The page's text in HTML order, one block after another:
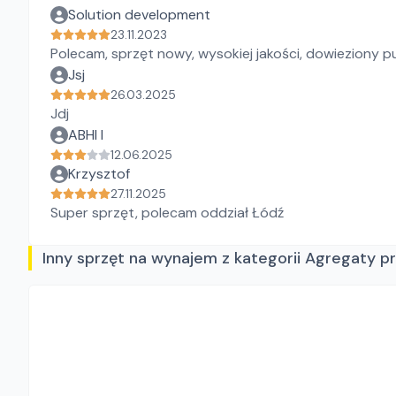
Solution development
23.11.2023
Polecam, sprzęt nowy, wysokiej jakości, dowieziony
Jsj
26.03.2025
Jdj
ABHI I
12.06.2025
Krzysztof
27.11.2025
Super sprzęt, polecam oddział Łódź
Inny sprzęt na wynajem z kategorii Agregaty